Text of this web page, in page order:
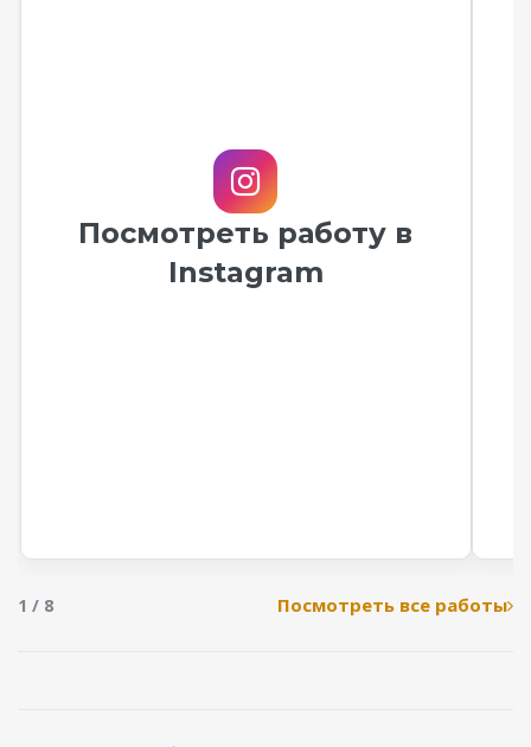
Посмотреть работу в
Instagram
1 / 8 Посмотреть все работы